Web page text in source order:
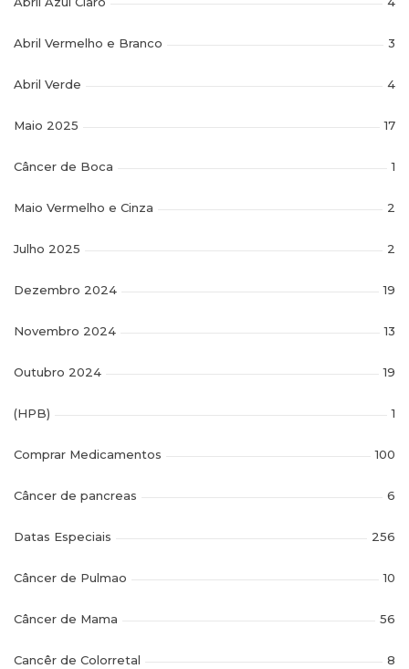
Abril Vermelho e Branco 3
Abril Verde 4
Maio 2025 17
Câncer de Boca 1
Maio Vermelho e Cinza 2
Julho 2025 2
Dezembro 2024 19
Novembro 2024 13
Outubro 2024 19
(HPB) 1
Comprar Medicamentos 100
Câncer de pancreas 6
Datas Especiais 256
Câncer de Pulmao 10
Câncer de Mama 56
Cancêr de Colorretal 8